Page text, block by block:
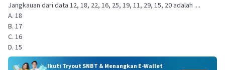
Jangkauan dari data 12, 18, 22, 16, 25, 19, 11, 29, 15, 20 adalah ....
A. 18
B. 17
C. 16
D. 15
Ikuti Tryout SNBT & Menangkan E-Wallet